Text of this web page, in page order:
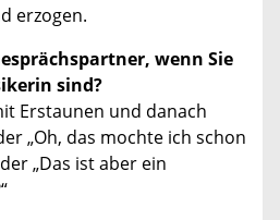
erzogen.
wenn Sie
sind?
Erstaunen und danach
„Oh, das mochte ich schon
„Das ist aber ein